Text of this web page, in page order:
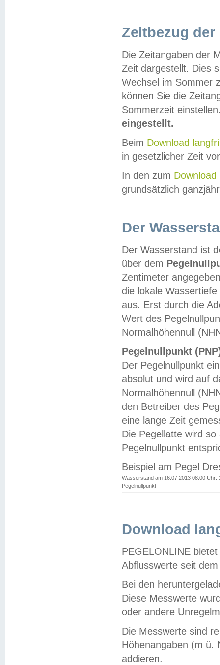
Zeitbezug der
Die Zeitangaben der
Zeit dargestellt. Dies
Wechsel im Sommer
können Sie die
Sommerzeit
eingestellt.
Beim Download
in gesetzlicher Zeit
In den zum Download
grundsätzlich
Der
Der Wasserstand ist
über dem
Zentimeter
die lokale
aus. Erst durch die
Wert des
Normalhöhennull
Pegelnullpunkt
Der Pegelnullpunkt
absolut und wird auf
Normalhöhennull
den Betreiber des
eine lange Zeit
Die Pegellatte wird
Pegelnullpunkt
Beispiel am Pegel
Wasserstand am 16.07.2013 08:00 Uhr:
Pegelnullpunkt
Download
PEGELONLINE
Abflusswerte seit
Bei den
Diese Messwerte
oder andere
Die Messwerte sind
Höhenangaben (m ü.
addieren.